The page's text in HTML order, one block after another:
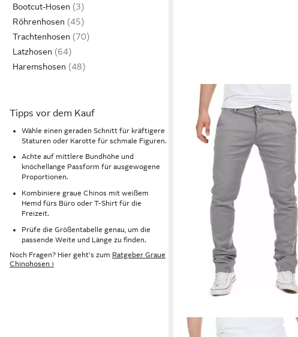
Bootcut-Hosen
Röhrenhosen
Trachtenhosen
Latzhosen
Haremshosen
Tipps vor dem Kauf
Wähle einen geraden Schnitt für kräftigere
Staturen oder Karotte für schmale Figuren.
Achte auf mittlere Bundhöhe und
knöchellange Passform für ausgewogene
Proportionen.
Kombiniere graue Chinos mit weißem
Hemd fürs Büro oder T-Shirt für die
Freizeit.
Prüfe die Größentabelle genau, um die
passende Weite und Länge zu finden.
Noch Fragen? Hier geht's zum Ratgeber Graue
Chinohosen ›